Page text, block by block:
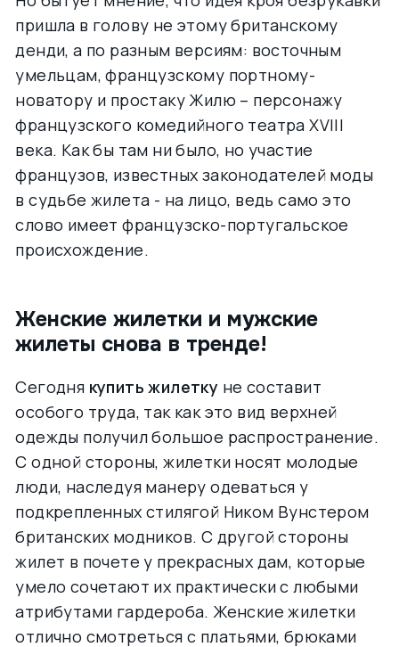
пришла в голову не этому британскому
денди, а по разным версиям: восточным
умельцам, французскому портному-
новатору и простаку Жилю – персонажу
французского комедийного театра XVIII
века. Как бы там ни было, но участие
французов, известных законодателей моды
в судьбе жилета - на лицо, ведь само это
слово имеет французско-португальское
происхождение.
Женские жилетки и мужские
жилеты снова в тренде!
Сегодня купить жилетку не составит
особого труда, так как это вид верхней
одежды получил большое распространение.
С одной стороны, жилетки носят молодые
люди, наследуя манеру одеваться у
подкрепленных стилягой Ником Вунстером
британских модников. С другой стороны
жилет в почете у прекрасных дам, которые
умело сочетают их практически с любыми
атрибутами гардероба. Женские жилетки
отлично смотреться с платьями, брюками